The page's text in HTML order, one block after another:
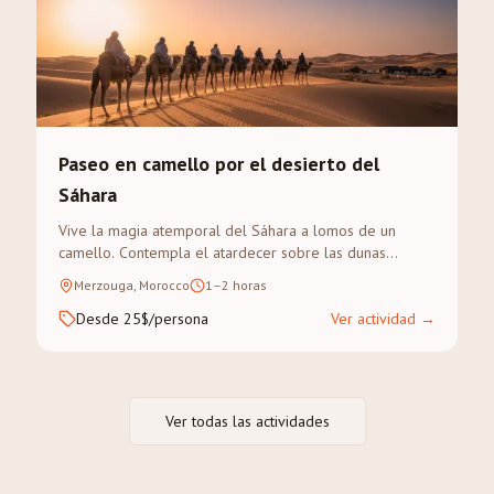
Paseo en camello por el desierto del
Sáhara
Vive la magia atemporal del Sáhara a lomos de un
camello. Contempla el atardecer sobre las dunas
doradas del Erg Chebbi en un trek guiado.
Merzouga, Morocco 1–2 horas
Desde 25$/persona Ver actividad →
Ver todas las actividades